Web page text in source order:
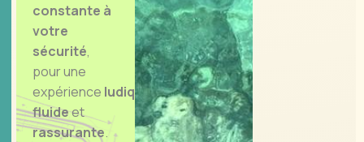
constante à
votre
sécurité,
pour une
expérience ludique,
fluideet
rassurante.